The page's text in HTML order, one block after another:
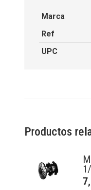
Marca
Ref
UPC
Productos